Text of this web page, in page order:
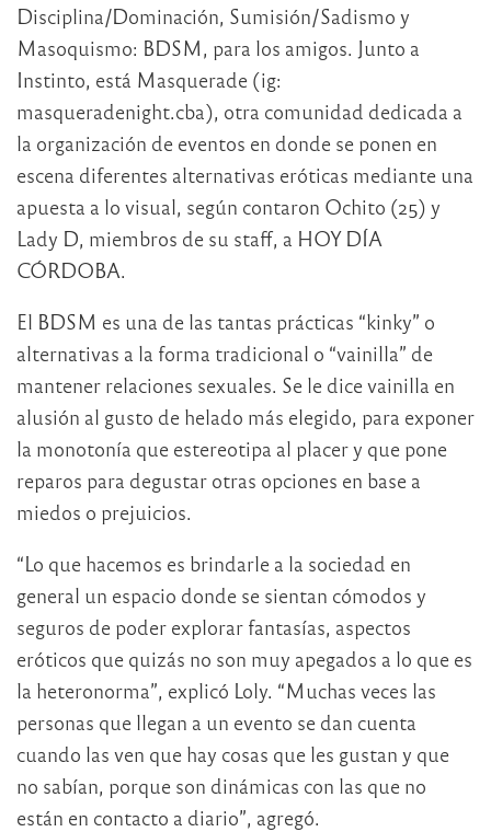
Disciplina/Dominación, Sumisión/Sadismo y
Masoquismo: BDSM, para los amigos. Junto a
Instinto, está Masquerade (ig:
masqueradenight.cba), otra comunidad dedicada a
la organización de eventos en donde se ponen en
escena diferentes alternativas eróticas mediante una
apuesta a lo visual, según contaron Ochito (25) y
Lady D, miembros de su staff, a HOY DÍA
CÓRDOBA.
El BDSM es una de las tantas prácticas “kinky” o
alternativas a la forma tradicional o “vainilla” de
mantener relaciones sexuales. Se le dice vainilla en
alusión al gusto de helado más elegido, para exponer
la monotonía que estereotipa al placer y que pone
reparos para degustar otras opciones en base a
miedos o prejuicios.
“Lo que hacemos es brindarle a la sociedad en
general un espacio donde se sientan cómodos y
seguros de poder explorar fantasías, aspectos
eróticos que quizás no son muy apegados a lo que es
la heteronorma”, explicó Loly. “Muchas veces las
personas que llegan a un evento se dan cuenta
cuando las ven que hay cosas que les gustan y que
no sabían, porque son dinámicas con las que no
están en contacto a diario”, agregó.